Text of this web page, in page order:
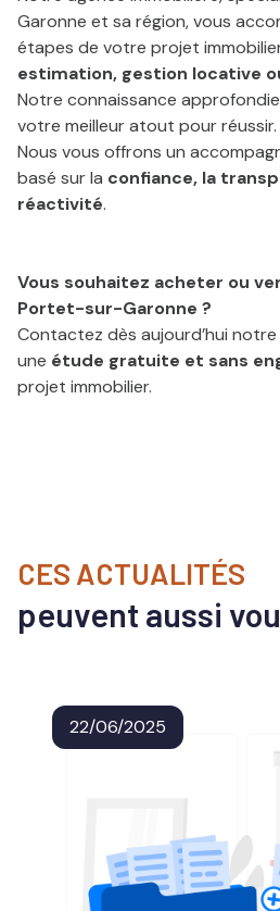
Garonne et sa région, vous
étapes de votre projet
estimation, gestion locative
Notre connaissance
votre meilleur atout pour réussir.
Nous vous offrons un
basé sur la confiance, la
réactivité.
Vous souhaitez acheter ou
Portet-sur-Garonne ?
Contactez dès aujourd’hui
une étude gratuite et sans
projet immobilier.
CES ACTUALITÉS
peuvent aussi
22/06/2025